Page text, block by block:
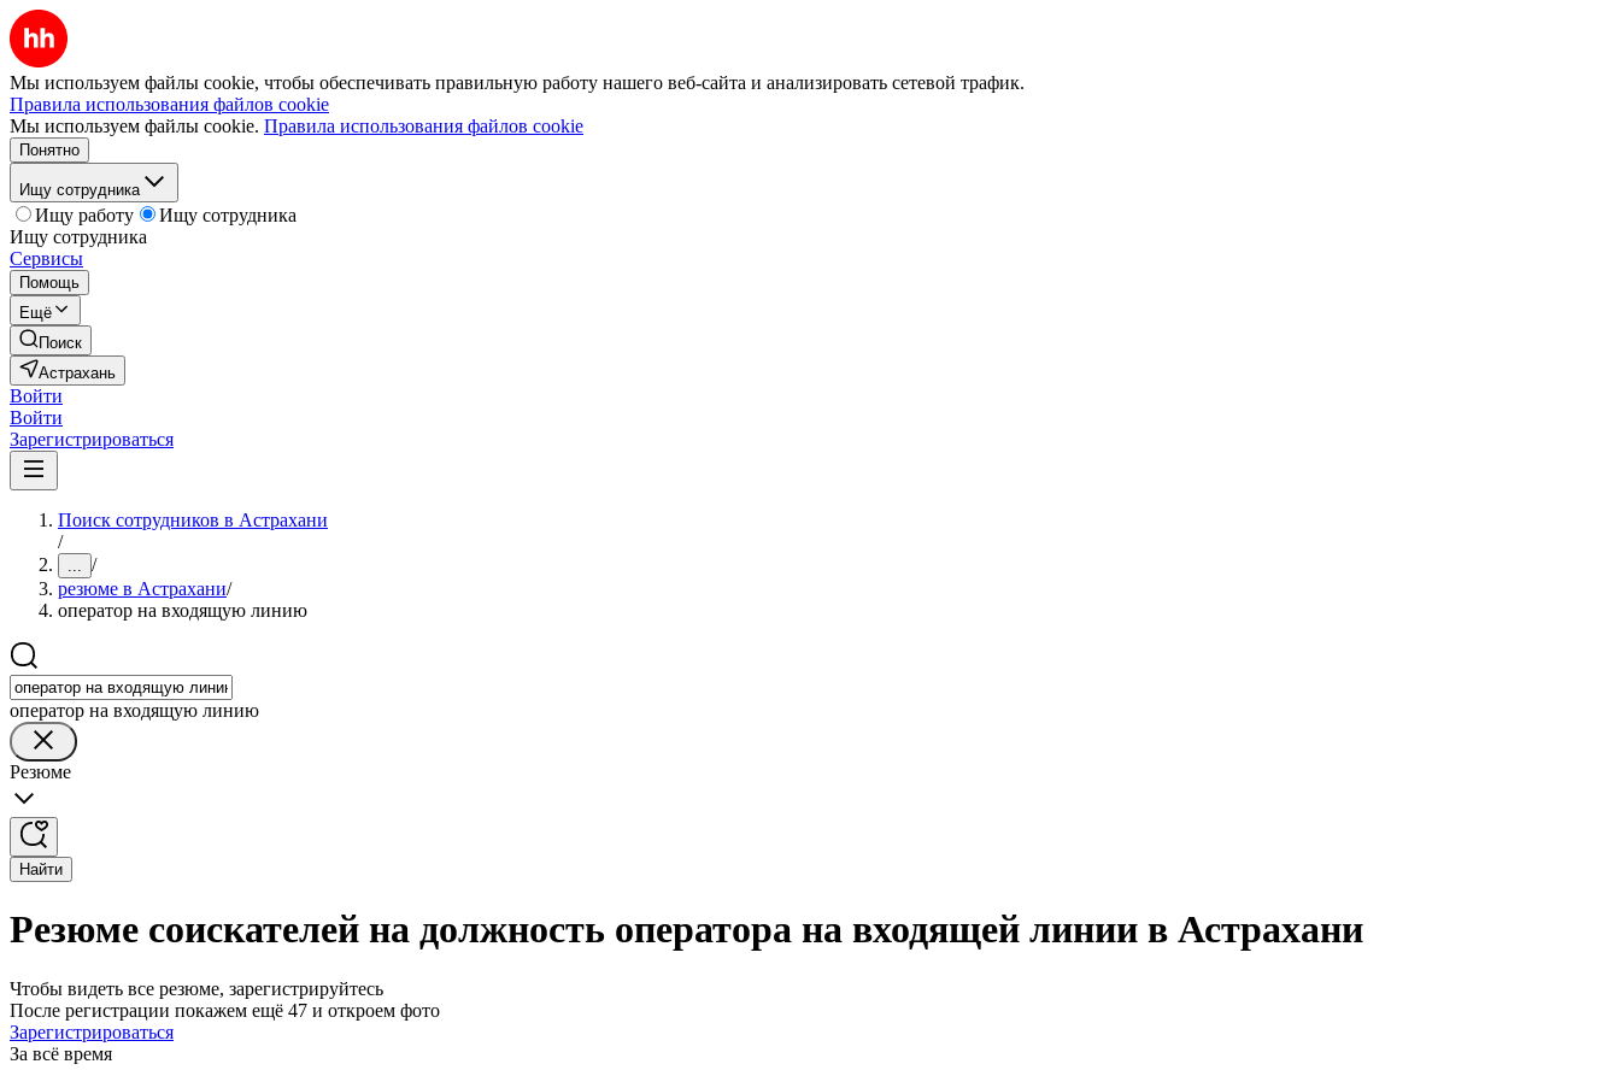
Мы используем файлы cookie, чтобы обеспечивать правильную работу нашего веб-сайта и анализировать сетевой трафик.
Правила использования файлов cookie
Мы используем файлы cookie. Правила использования файлов cookie
Понятно
Ищу сотрудника
Ищу работу
Ищу сотрудника
Ищу сотрудника
Сервисы
Помощь
Ещё
Поиск
Астрахань
Войти
Войти
Зарегистрироваться
Поиск сотрудников в Астрахани
/
... /
резюме в Астрахани/
оператор на входящую линию
оператор на входящую линию
Резюме
Найти
Резюме соискателей на должность оператора на входящей линии в Астрахани
Чтобы видеть все резюме, зарегистрируйтесь
После регистрации покажем ещё 47 и откроем фото
Зарегистрироваться
За всё время